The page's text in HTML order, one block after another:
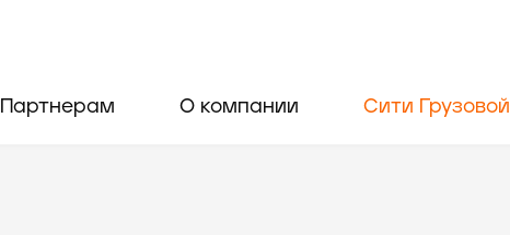
Партнерам О компании Сити Грузовой